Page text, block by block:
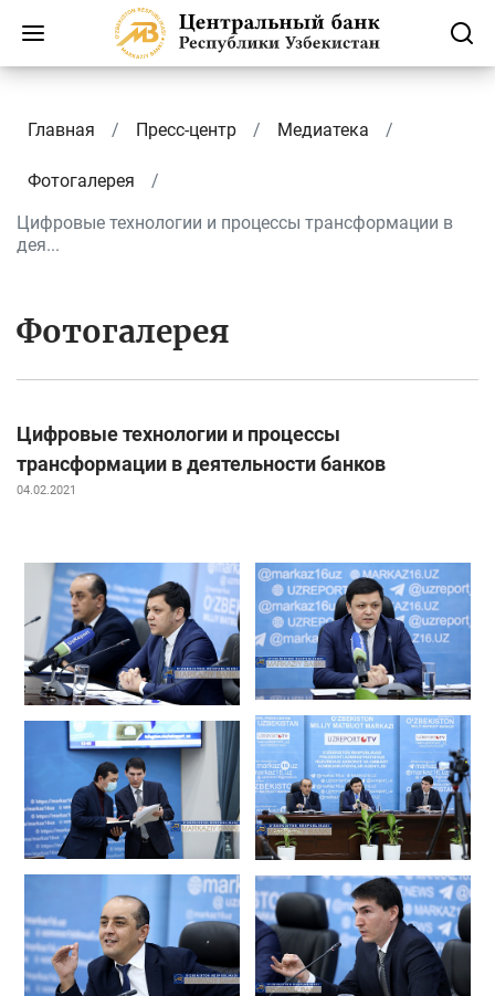
Главная Пресс-центр Медиатека
Фотогалерея
Цифровые технологии и процессы трансформации в
дея...
Фотогалерея
Цифровые технологии и процессы
трансформации в деятельности банков
04.02.2021